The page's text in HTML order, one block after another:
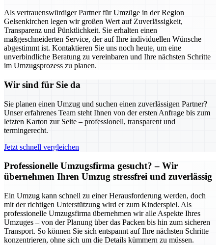
Als vertrauenswürdiger Partner für Umzüge in der Region
Gelsenkirchen legen wir großen Wert auf Zuverlässigkeit,
Transparenz und Pünktlichkeit. Sie erhalten einen
maßgeschneiderten Service, der auf Ihre individuellen Wünsche
abgestimmt ist. Kontaktieren Sie uns noch heute, um eine
unverbindliche Beratung zu vereinbaren und Ihre nächsten Schritte
im Umzugsprozess zu planen.
Wir sind für Sie da
Sie planen einen Umzug und suchen einen zuverlässigen Partner?
Unser erfahrenes Team steht Ihnen von der ersten Anfrage bis zum
letzten Karton zur Seite – professionell, transparent und
termingerecht.
Jetzt schnell vergleichen
Professionelle Umzugsfirma gesucht? – Wir
übernehmen Ihren Umzug stressfrei und zuverlässig
Ein Umzug kann schnell zu einer Herausforderung werden, doch
mit der richtigen Unterstützung wird er zum Kinderspiel. Als
professionelle Umzugsfirma übernehmen wir alle Aspekte Ihres
Umzuges – von der Planung über das Packen bis hin zum sicheren
Transport. So können Sie sich entspannt auf Ihre nächsten Schritte
konzentrieren, ohne sich um die Details kümmern zu müssen.